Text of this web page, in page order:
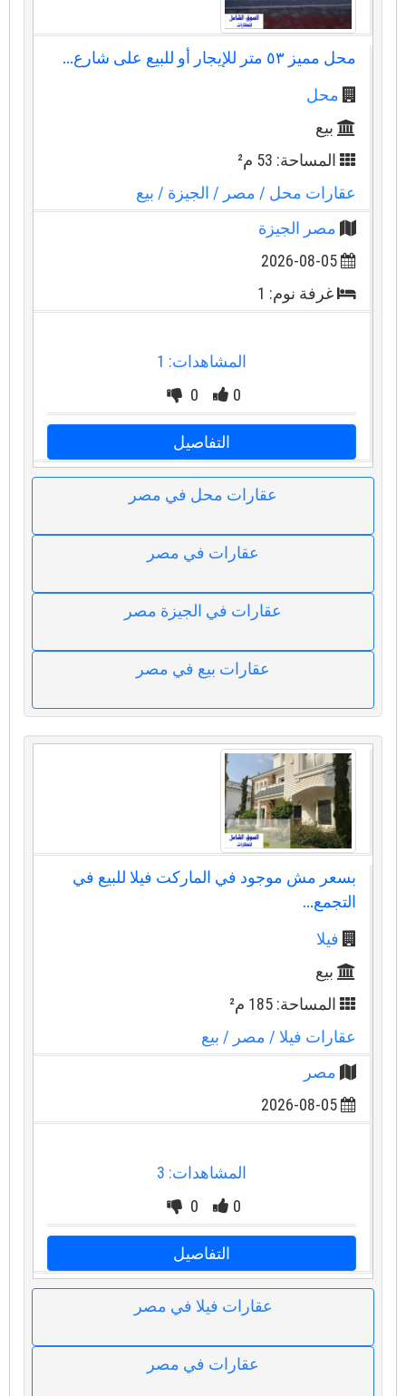
محل مميز ٥٣ متر للإيجار أو للبيع على شارع...
محل
بيع
المساحة: 53 م²
عقارات محل / مصر / الجيزة/ بيع
مصر الجيزة
2026-08-05
غرفة نوم: 1
المشاهدات: 1
0
0
التفاصيل
عقارات محل في مصر
عقارات في مصر
عقارات في الجيزة مصر
عقارات بيع في مصر
بسعر مش موجود في الماركت فيلا للبيع في
التجمع...
فيلا
بيع
المساحة: 185 م²
عقارات فيلا/ مصر / بيع
مصر
2026-08-05
المشاهدات: 3
0
0
التفاصيل
عقارات فيلا في مصر
عقارات في مصر